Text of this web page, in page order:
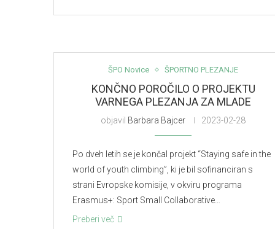
ŠPO Novice ŠPORTNO PLEZANJE
KONČNO POROČILO O PROJEKTU
VARNEGA PLEZANJA ZA MLADE
objavil Barbara Bajcer 2023-02-28
Po dveh letih se je končal projekt “Staying safe in the
world of youth climbing”, ki je bil sofinanciran s
strani Evropske komisije, v okviru programa
Erasmus+: Sport Small Collaborative…
Preberi več